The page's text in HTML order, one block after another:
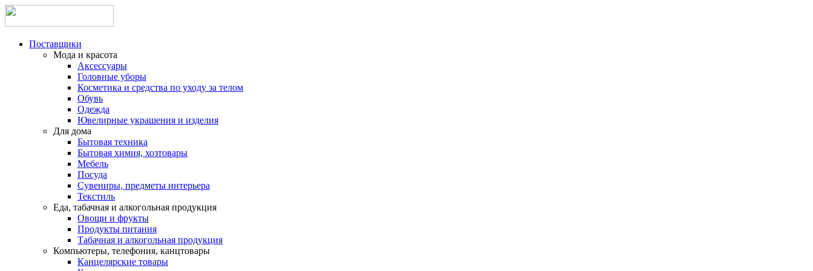
Поставщики
Мода и красота
Аксессуары
Головные уборы
Косметика и средства по уходу за телом
Обувь
Одежда
Ювелирные украшения и изделия
Для дома
Бытовая техника
Бытовая химия, хозтовары
Мебель
Посуда
Сувениры, предметы интерьера
Текстиль
Еда, табачная и алкогольная продукция
Овощи и фрукты
Продукты питания
Табачная и алкогольная продукция
Компьютеры, телефония, канцтовары
Канцелярские товары